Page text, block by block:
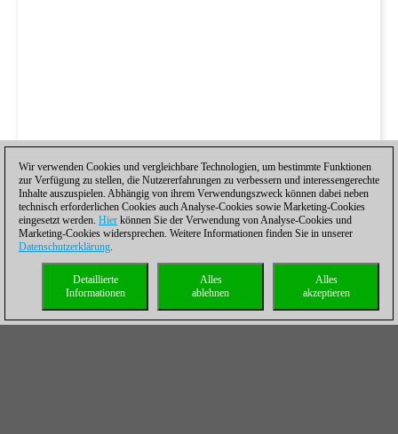
Wir verwenden Cookies und vergleichbare Technologien, um bestimmte Funktionen
zur Verfügung zu stellen, die Nutzererfahrungen zu verbessern und interessengerechte
Inhalte auszuspielen. Abhängig von ihrem Verwendungszweck können dabei neben
technisch erforderlichen Cookies auch Analyse-Cookies sowie Marketing-Cookies
eingesetzt werden. Hier können Sie der Verwendung von Analyse-Cookies und
Marketing-Cookies widersprechen. Weitere Informationen finden Sie in unserer
Datenschutzerklärung.
Alles
akzeptieren
Alles
ablehnen
Detaillierte
Informationen